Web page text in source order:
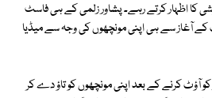
اظہار کرتے رہے۔ پشاور زلمی کے ہی فاسٹ
کے آغاز سے ہی اپنی مونچھوں کی وجہ سے میڈیا
کو آؤٹ کرنے کے بعد اپنی مونچھوں کو تاؤ دے کر